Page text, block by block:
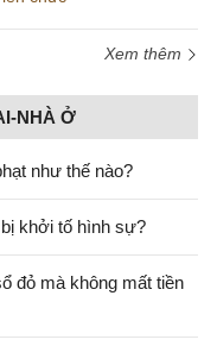
Xem thêm
NHÀ Ở
như thế nào?
khởi tố hình sự?
đỏ mà không mất tiền